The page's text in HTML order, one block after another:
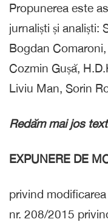
Propunerea este
jurnaliști și analiști:
Bogdan
Cozmin Gușă,
Liviu Man, Sorin
Redăm mai jos
EXPUNERE DE
privind
nr. 208/2015